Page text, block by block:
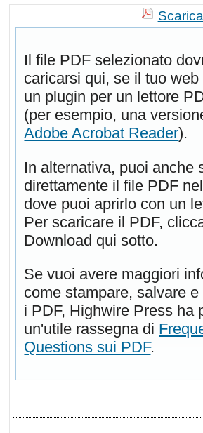
Il file PDF selezionato
caricarsi qui, se il tuo
un plugin per un lettore
(per esempio, una
Adobe Acrobat Reader).
In alternativa, puoi anche
direttamente il file PDF
dove puoi aprirlo con un
Per scaricare il PDF,
Download qui sotto.
Se vuoi avere maggiori
come stampare, salvare
i PDF, Highwire Press ha
un'utile rassegna di
Questions sui PDF.